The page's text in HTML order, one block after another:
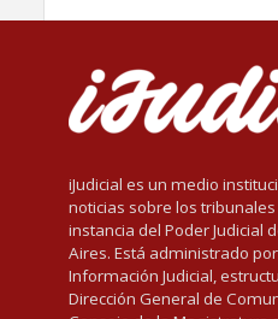
iJudicial es un medio
noticias sobre los
instancia del Poder Judicial
Aires. Está administrado
Información Judicial,
Dirección General de